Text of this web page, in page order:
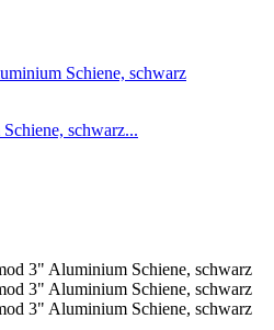
schwarz...